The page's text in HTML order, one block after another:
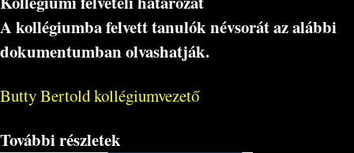
A kollégiumba felvett tanulók névsorát az alábbi
dokumentumban olvashatják.
Butty Bertold kollégiumvezető
További részletek